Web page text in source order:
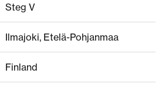
Steg V
Ilmajoki, Etelä-Pohjanmaa
Finland